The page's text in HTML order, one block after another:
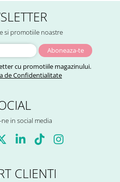
si promotiile noastre
cu promotiile magazinului.
de Confidentialitate
in social media
CLIENTI